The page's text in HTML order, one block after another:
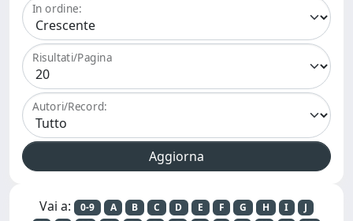
In ordine:
Risultati/Pagina
Autori/Record:
Vai a: 0-9 A B C D E F G H I
J